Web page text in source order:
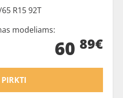
R15 92T
modeliams:
60 89€
PIRKTI